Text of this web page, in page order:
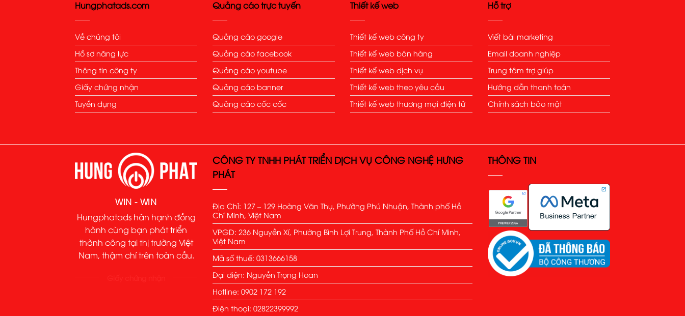
Hungphatads.com
Về chúng tôi
Hồ sơ năng lực
Thông tin công ty
Giấy chứng nhận
Tuyển dụng
Quảng cáo trực tuyến
Quảng cáo google
Quảng cáo facebook
Quảng cáo youtube
Quảng cáo banner
Quảng cáo cốc cốc
Thiết kế web
Thiết kế web công ty
Thiết kế web bán hàng
Thiết kế web dịch vụ
Thiết kế web theo yêu cầu
Thiết kế web thương mại điện tử
Hỗ trợ
Viết bài marketing
Email doanh nghiệp
Trung tâm trợ giúp
Hướng dẫn thanh toán
Chính sách bảo mật
WIN - WIN
Hungphatads hân hạnh đồng
hành cùng bạn phát triển
thành công tại thị trường Việt
Nam, thậm chí trên toàn cầu.
CÔNG TY TNHH PHÁT TRIỂN DỊCH VỤ CÔNG NGHỆ HƯNG
PHÁT
Địa Chỉ: 127 – 129 Hoàng Văn Thụ, Phường Phú Nhuận, Thành phố Hồ
Chí Minh, Việt Nam
VPGD: 236 Nguyễn Xí, Phường Bình Lợi Trung, Thành Phố Hồ Chí Minh,
Việt Nam
Mã số thuế: 0313666158
Đại diện: Nguyễn Trọng Hoan
Hotline: 0902 172 192
Điện thoại: 02822399992
THÔNG TIN